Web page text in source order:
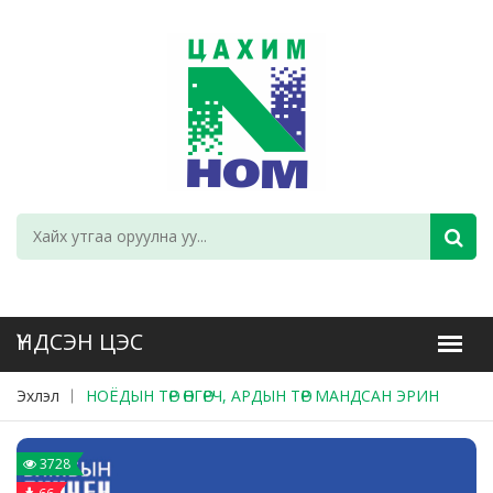
Эхлэл НОЁДЫН ТӨР ӨНГӨРЧ, АРДЫН ТӨР МАНДСАН ЭРИН
3728